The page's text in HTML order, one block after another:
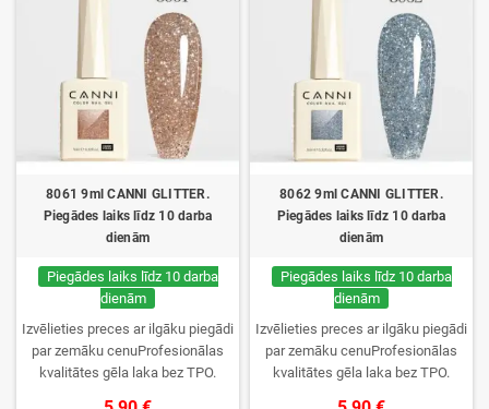
8061 9ml CANNI GLITTER.
Piegādes laiks līdz 10 darba
dienām
Piegādes laiks līdz 10 darba
dienām
Izvēlieties preces ar ilgāku piegādi
par zemāku cenuProfesionālas
kvalitātes gēla laka bez TPO.
8062 9ml CANNI GLITTER.
Piegādes laiks līdz 10 darba
dienām
Piegādes laiks līdz 10 darba
dienām
Izvēlieties preces ar ilgāku piegādi
par zemāku cenuProfesionālas
kvalitātes gēla laka bez TPO.